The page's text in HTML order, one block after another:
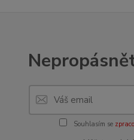
Souhlasím se